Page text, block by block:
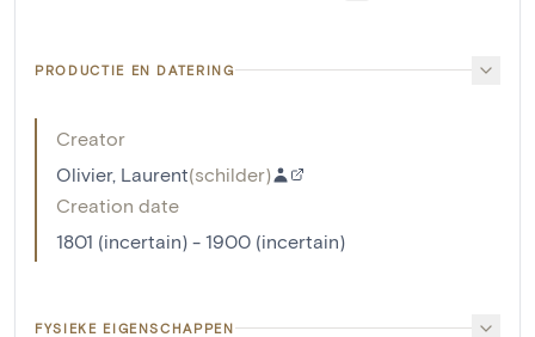
PRODUCTIE EN DATERING
Creator
Olivier, Laurent(schilder)
Creation date
1801 (incertain) - 1900 (incertain)
FYSIEKE EIGENSCHAPPEN